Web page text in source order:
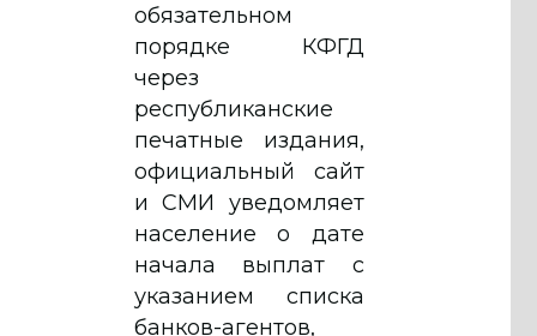
обязательном
порядке КФГД
через
республиканские
печатные издания,
официальный сайт
и СМИ уведомляет
население о дате
начала выплат с
указанием списка
банков-агентов,